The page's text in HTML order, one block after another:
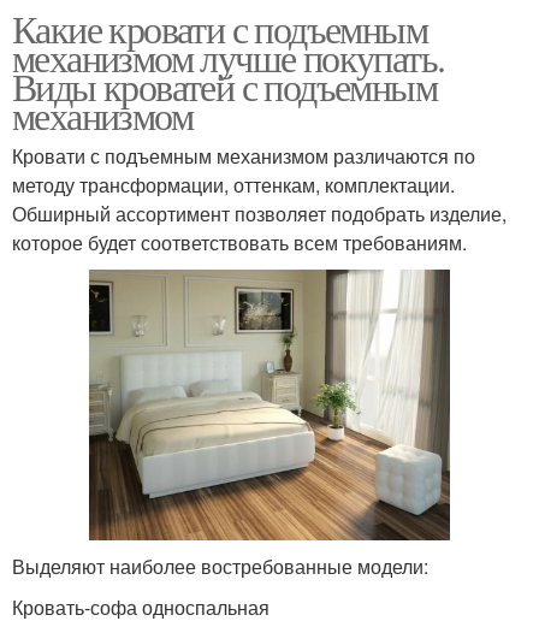
Какие кровати с подъемным
механизмом лучше покупать.
Виды кроватей с подъемным
механизмом
Кровати с подъемным механизмом различаются по
методу трансформации, оттенкам, комплектации.
Обширный ассортимент позволяет подобрать изделие,
которое будет соответствовать всем требованиям.
Выделяют наиболее востребованные модели:
Кровать-софа односпальная